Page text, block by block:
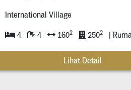
International Village
4 4 1602 2502 |
Lihat Detail